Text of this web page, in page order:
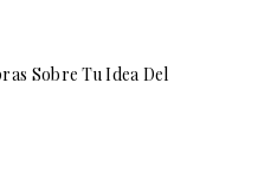
Sobre Tu Idea Del